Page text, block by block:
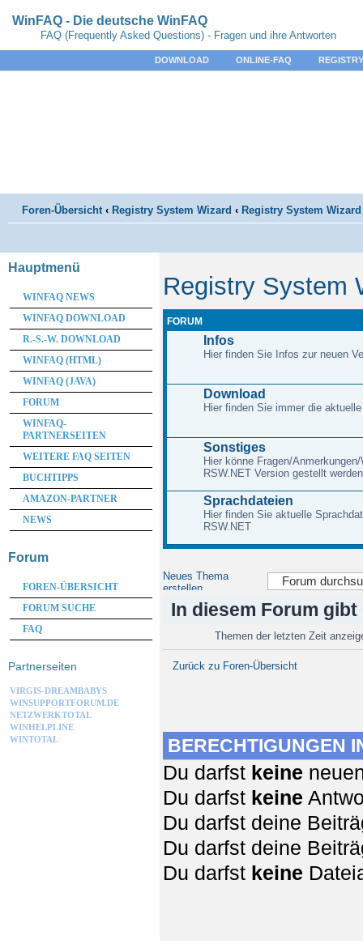
WinFAQ - Die deutsche WinFAQ
FAQ (Frequently Asked Questions) - Fragen und ihre Antworten
DOWNLOAD ONLINE-FAQ
Foren-Übersicht ‹ Registry System Wizard ‹ Registry System Wizard
Registry System
FORUM
Infos
Hier finden Sie Infos zur neuen
Download
Hier finden Sie immer die
Sonstiges
Hier könne Fragen/
RSW.NET Version gestellt werden
Sprachdateien
Hier finden Sie aktuelle
RSW.NET
Neues Thema
erstellen
In diesem Forum
Themen der letzten Zeit
Zurück zu Foren-Übersicht
BERECHTIGUNGEN
Du darfst keine
Du darfst keine
Du darfst deine
Du darfst deine
Du darfst keine
Hauptmenü
WINFAQ NEWS
WINFAQ DOWNLOAD
R.-S.-W. DOWNLOAD
WINFAQ (HTML)
WINFAQ (JAVA)
FORUM
WINFAQ-
PARTNERSEITEN
WEITERE FAQ SEITEN
BUCHTIPPS
AMAZON-PARTNER
NEWS
Forum
FOREN-ÜBERSICHT
FORUM SUCHE
FAQ
Partnerseiten
VIRGIS-DREAMBABYS
WINSUPPORTFORUM.DE
NETZWERKTOTAL
WINHELPLINE
WINTOTAL